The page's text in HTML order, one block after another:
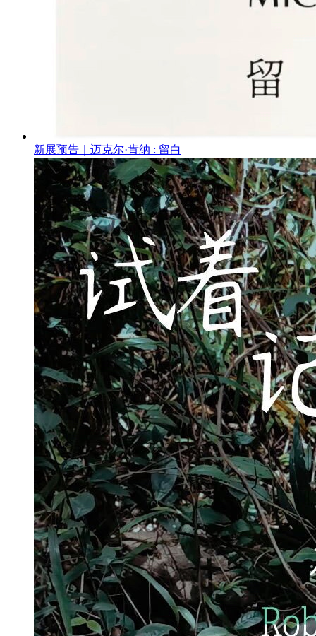
新展预告｜迈克尔·肯纳 : 留白